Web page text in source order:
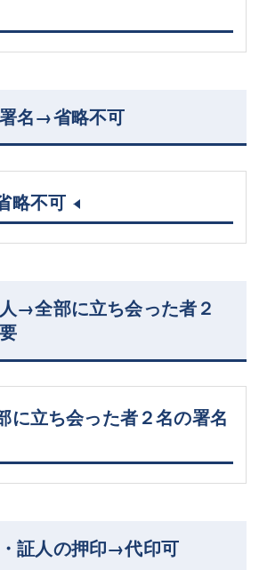
署名→省略不可
略不可
人→全部に立ち会った者２
立ち会った者２名の署名
・証人の押印→代印可